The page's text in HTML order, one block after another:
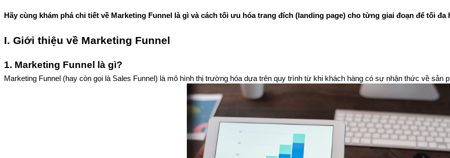
Hãy cùng khám phá chi tiết về Marketing Funnel là gì và cách tối ưu hóa trang đích (landing page) cho từng giai đoạn để tối
I. Giới thiệu về Marketing Funnel
1. Marketing Funnel là gì?
Marketing Funnel (hay còn gọi là Sales Funnel) là mô hình thị trường hóa dựa trên quy trình từ khi khách hàng có sự nhận thức về sản